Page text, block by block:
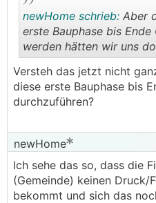
..
newHome schrieb: Aber
erste Bauphase bis
werden hätten wir uns
Versteh das jetzt nicht
diese erste Bauphase bis
durchzuführen?
newHome
Ich sehe das so, dass die
(Gemeinde) keinen Druck/
bekommt und sich das